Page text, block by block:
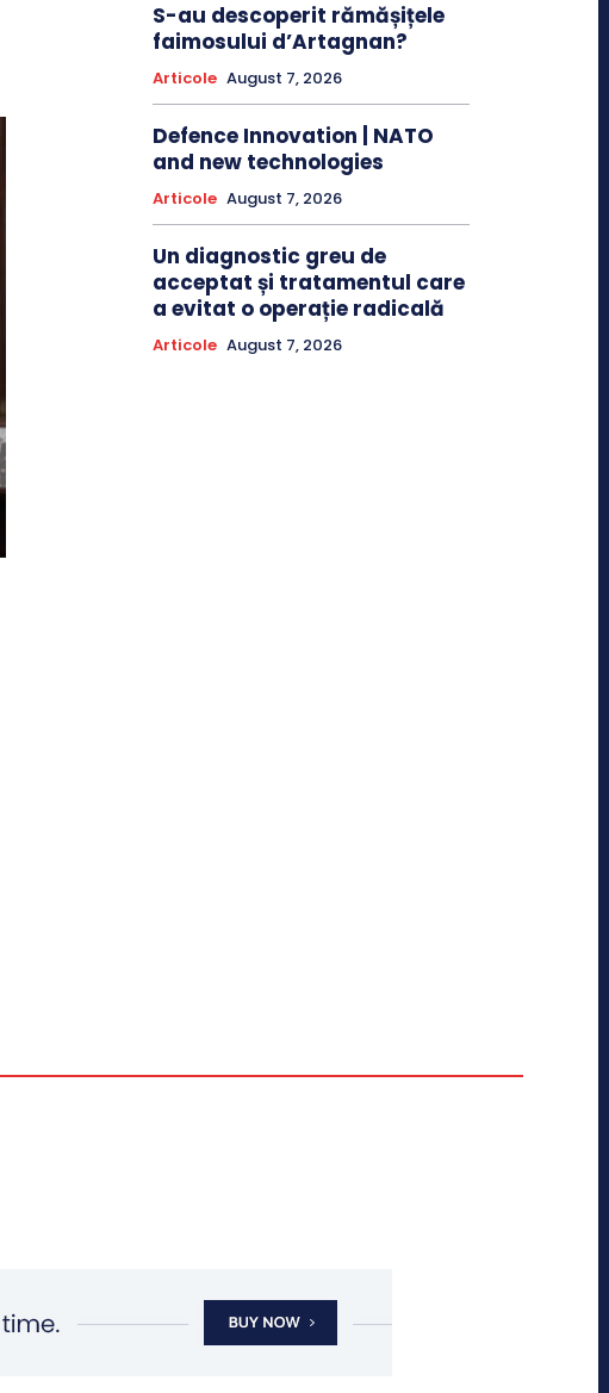
S-au descoperit rămășițele
faimosului d’Artagnan?
Articole August 7, 2026
Defence Innovation | NATO
and new technologies
Articole August 7, 2026
Un diagnostic greu de
acceptat și tratamentul care
a evitat o operație radicală
Articole August 7, 2026